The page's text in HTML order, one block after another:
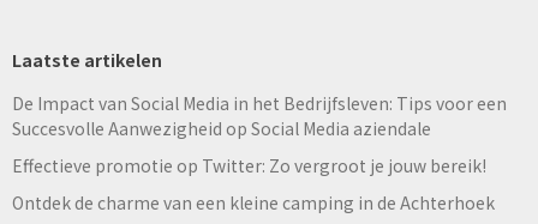
Laatste artikelen
De Impact van Social Media in het Bedrijfsleven: Tips voor een
Succesvolle Aanwezigheid op Social Media aziendale
Effectieve promotie op Twitter: Zo vergroot je jouw bereik!
Ontdek de charme van een kleine camping in de Achterhoek